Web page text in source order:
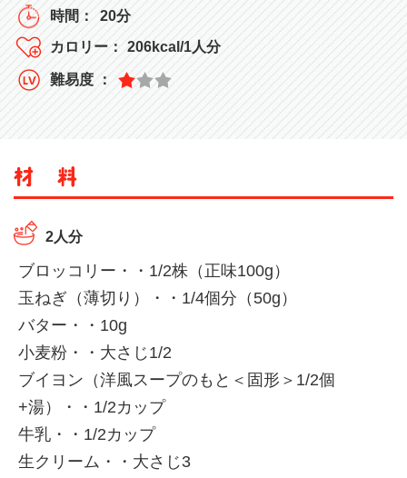
20分
206kcal/1人分
2人分
ブロッコリー・・1/2株（正味100g）
玉ねぎ（薄切り）・・1/4個分（50g）
バター・・10g
小麦粉・・大さじ1/2
ブイヨン（洋風スープのもと＜固形＞1/2個
+湯）・・1/2カップ
牛乳・・1/2カップ
生クリーム・・大さじ3